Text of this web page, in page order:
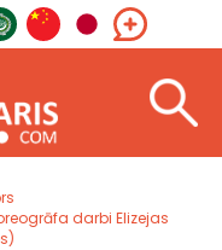
darbi Elizejas